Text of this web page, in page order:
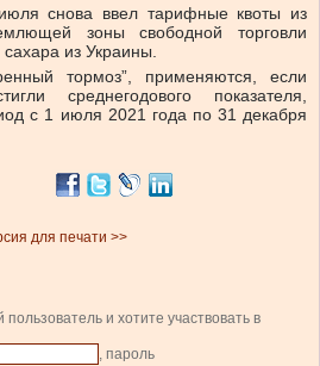
снова ввел тарифные квоты из
зоны свободной торговли
из Украины.
тормоз”, применяются, если
среднегодового показателя,
с 1 июля 2021 года по 31 декабря
для печати >>
и хотите участвовать в
, пароль